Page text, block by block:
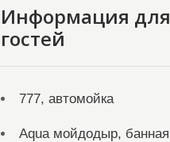
Информация для
гостей
777, автомойка
Aqua мойдодыр, банная